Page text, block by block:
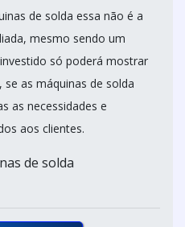
de solda essa não é a
mesmo sendo um
só poderá mostrar
as máquinas de solda
as necessidades e
aos clientes.
de solda